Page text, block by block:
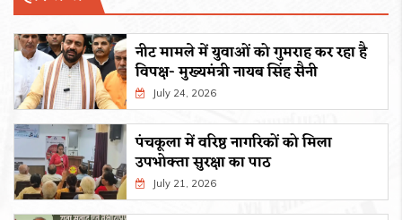
नीट मामले में युवाओं को गुमराह कर रहा है
विपक्ष- मुख्यमंत्री नायब सिंह सैनी
July 24, 2026
पंचकूला में वरिष्ठ नागरिकों को मिला
उपभोक्ता सुरक्षा का पाठ
July 21, 2026